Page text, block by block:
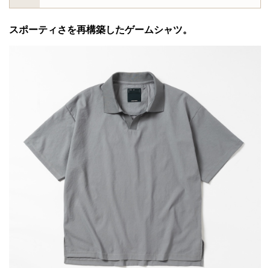
スポーティさを再構築したゲームシャツ。